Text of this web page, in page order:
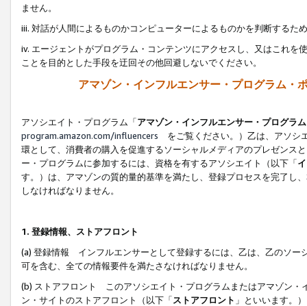
ません。
iii. 対話が人間によるものかコンピューターによるものかを判断するた
iv. エージェントがプログラム・コンテンツにアクセスし、又はこれ
ことを目的とした手段を迂回その他回避しないでください。
アマゾン・インフルエンサー・プログラム・
アソシエイト・プログラム「アマゾン・インフルエンサー・プログラム
program.amazon.com/influencers をご覧ください。）乙は、アソシ
環として、消費者の購入を促進するソーシャルメディアのプレゼンス
ー・プログラムに参加するには、資格を有するアソシエイト（以下「
す。）は、アマゾンの質的量的基準を満たし、登録プロセスを完了し、
しなければなりません。
1. 登録情報、ストアフロント
(a) 登録情報 インフルエンサーとして登録するには、乙は、乙のソー
可を含む、全ての情報要件を満たさなければなりません。
(b) ストアフロント このアソシエイト・プログラムまたはアマゾン・
ン・サイトのストアフロント（以下「ストアフロント 」といいます。